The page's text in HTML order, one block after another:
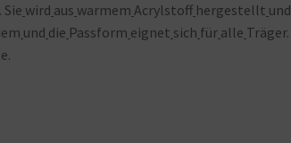
Sie wird aus warmem Acrylstoff hergestellt und
und die Passform eignet sich für alle Träger.